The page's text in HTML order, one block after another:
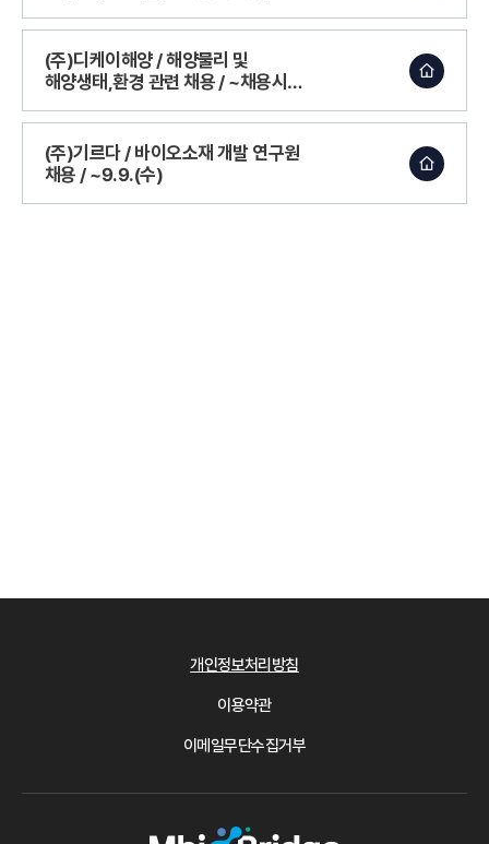
(주)디케이해양 / 해양물리 및
해양생태,환경 관련 채용 / ~채용시
(주)기르다 / 바이오소재 개발 연구원
채용 / ~9.9.(수)
개인정보처리방침
이용약관
이메일무단수집거부